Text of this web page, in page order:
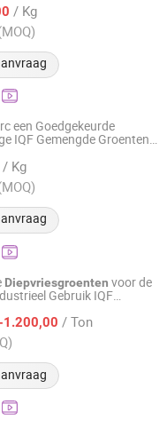
/ Kg
een Goedgekeurde
IQF Gemengde Groenten
/ Kg
Diepvriesgroenten voor de
Gebruik IQF
1.200,00 / Ton
CO., LTD.